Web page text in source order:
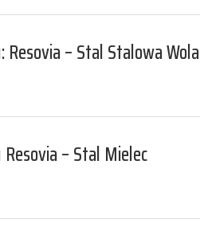
Resovia – Stal Stalowa Wola
– Stal Mielec